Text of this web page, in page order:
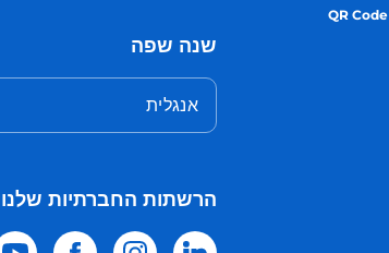
QR Code
שנה שפה
אנגלית
הרשתות החברתיות שלנו